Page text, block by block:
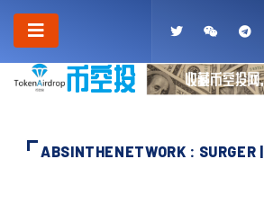
ABSINTHENETWORK : SURGER |